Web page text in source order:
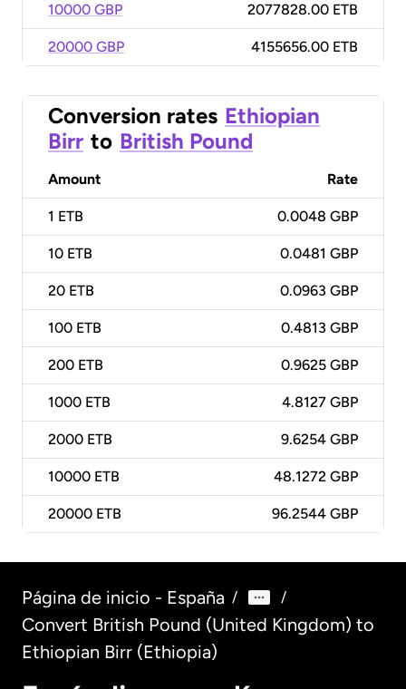
10000 GBP 2077828.00 ETB
20000 GBP 4155656.00 ETB
Conversion rates Ethiopian
Birr to British Pound
Amount Rate
1 ETB 0.0048 GBP
10 ETB 0.0481 GBP
20 ETB 0.0963 GBP
100 ETB 0.4813 GBP
200 ETB 0.9625 GBP
1000 ETB 4.8127 GBP
2000 ETB 9.6254 GBP
10000 ETB 48.1272 GBP
20000 ETB 96.2544 GBP
Página de inicio - España / /
Convert British Pound (United Kingdom) to
Ethiopian Birr (Ethiopia)